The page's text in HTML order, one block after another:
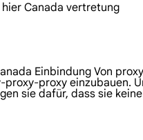
Canada vertretung
Einbindung Von proxy
proxy einzubauen.
sie dafür, dass sie